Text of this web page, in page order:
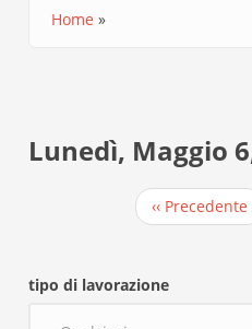
Home
Lunedì, Maggio
Paginazione
‹‹ Precedente
tipo di lavorazione